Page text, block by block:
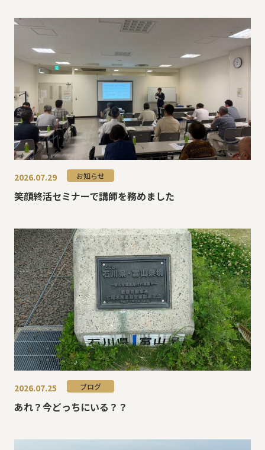
採用情報
2026.07.29 お知らせ
笑顔終活セミナーで講師を務めました
2026.07.25 ブログ
あれ？今どっちにいる？？